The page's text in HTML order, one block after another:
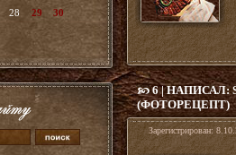
28 29
30
6 | НАПИСАЛ:
(ФОТОРЕЦЕПТ)
Зарегистрирован: